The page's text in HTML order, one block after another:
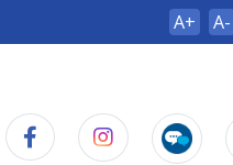
A+ A-